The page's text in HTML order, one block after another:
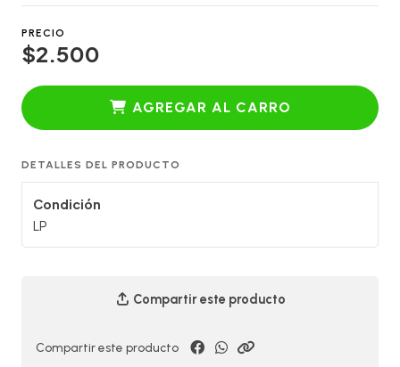
PRECIO
$2.500
AGREGAR AL CARRO
DETALLES DEL PRODUCTO
Condición
LP
Compartir este producto
Compartir este producto